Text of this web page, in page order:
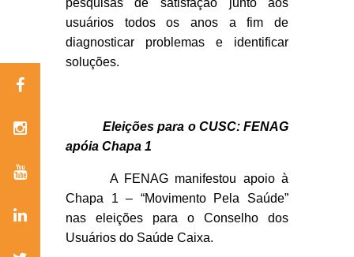
usuários todos os anos a fim de
diagnosticar problemas e identificar
soluções.
Eleições para o CUSC: FENAG
apóia Chapa 1
A FENAG manifestou apoio à
Chapa 1 – “Movimento Pela Saúde”
nas eleições para o Conselho dos
Usuários do Saúde Caixa.